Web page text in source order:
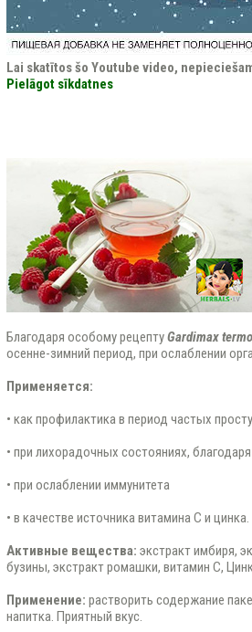
Lai skatītos šo Youtube video,
Pielāgot sīkdatnes
Благодаря особому рецептуGardimax
осенне-зимний период, при ослаблении
Применяется:
• как профилактика в период частых
• при лихорадочных состояниях,
• при ослаблении иммунитета
• в качестве источника витамина С и цинка.
Активные вещества: экстракт имбиря,
бузины, экстракт ромашки, витамин С,
Применение: растворить содержание
напитка. Приятный вкус.